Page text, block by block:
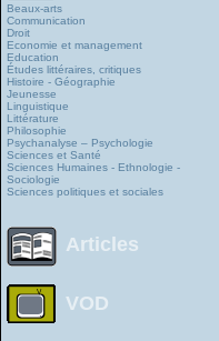
Beaux-arts
Communication
Droit
Economie et management
Education
Études littéraires, critiques
Histoire - Géographie
Jeunesse
Linguistique
Littérature
Philosophie
Psychanalyse – Psychologie
Sciences et Santé
Sciences Humaines - Ethnologie -
Sociologie
Sciences politiques et sociales
Articles
VOD